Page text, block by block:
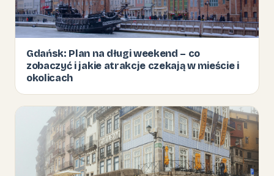
Gdańsk: Plan na długi weekend – co
zobaczyć i jakie atrakcje czekają w mieście i
okolicach